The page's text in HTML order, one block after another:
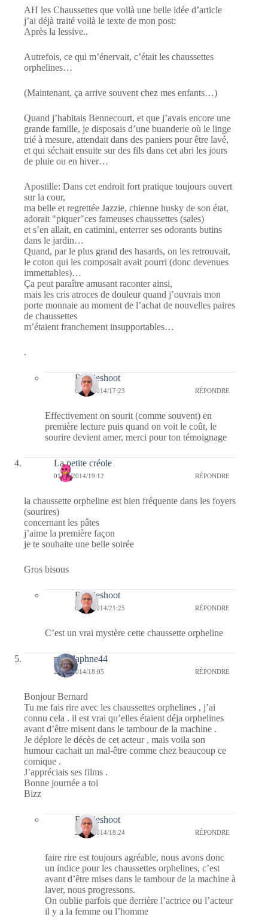
AH les Chaussettes que voilà une belle idée d’article
j’ai déjà traité voilà le texte de mon post:
Après la lessive..
Autrefois, ce qui m’énervait, c’était les chaussettes
orphelines…
(Maintenant, ça arrive souvent chez mes enfants…)
Quand j’habitais Bennecourt, et que j’avais encore une
grande famille, je disposais d’une buanderie où le linge
trié à mesure, attendait dans des paniers pour être lavé,
et qui séchait ensuite sur des fils dans cet abri les jours
de pluie ou en hiver…
Apostille: Dans cet endroit fort pratique toujours ouvert
sur la cour,
ma belle et regrettée Jazzie, chienne husky de son état,
adorait "piquer"ces fameuses chaussettes (sales)
et s’en allait, en catimini, enterrer ses odorants butins
dans le jardin…
Quand, par le plus grand des hasards, on les retrouvait,
le coton qui les composait avait pourri (donc devenues
immettables)…
Ça peut paraître amusant raconter ainsi,
mais les cris atroces de douleur quand j’ouvrais mon
porte monnaie au moment de l’achat de nouvelles paires
de chaussettes
m’étaient franchement insupportables…
.
Bernieshoot
02/09/2014/17:23 RÉPONDRE
Effectivement on sourit (comme souvent) en
première lecture puis quand on voit le coût, le
sourire devient amer, merci pour ton témoignage
La petite créole
01/09/2014/19:12 RÉPONDRE
la chaussette orpheline est bien fréquente dans les foyers
(sourires)
concernant les pâtes
j’aime la première façon
je te souhaite une belle soirée
Gros bisous
Bernieshoot
01/09/2014/21:25 RÉPONDRE
C’est un vrai mystère cette chaussette orpheline
missdaphne44
21/08/2014/18:05 RÉPONDRE
Bonjour Bernard
Tu me fais rire avec les chaussettes orphelines , j’ai
connu cela . il est vrai qu’elles étaient déja orphelines
avant d’être misent dans le tambour de la machine .
Je déplore le décès de cet acteur , mais voila son
humour cachait un mal-être comme chez beaucoup ce
comique .
J’appréciais ses films .
Bonne journée a toi
Bizz
Bernieshoot
21/08/2014/18:24 RÉPONDRE
faire rire est toujours agréable, nous avons donc
un indice pour les chaussettes orphelines, c’est
avant d’être mises dans le tambour de la machine à
laver, nous progressons.
On oublie parfois que derrière l’actrice ou l’acteur
il y a la femme ou l’homme